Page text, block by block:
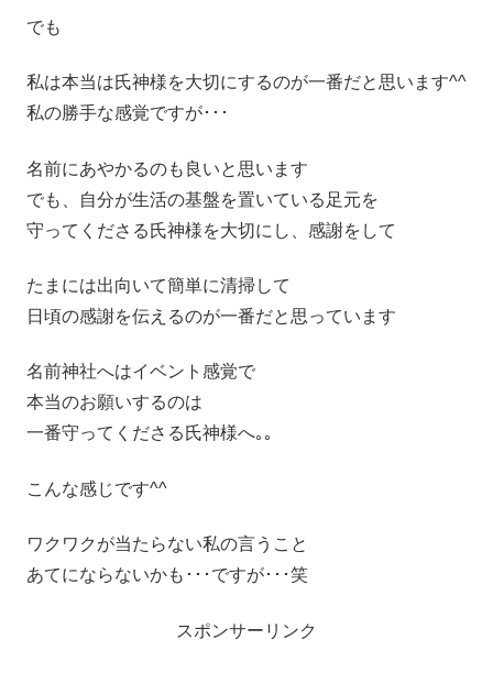
でも
私は本当は氏神様を大切にするのが一番だと思います^^
私の勝手な感覚ですが･･･
名前にあやかるのも良いと思います
でも、自分が生活の基盤を置いている足元を
守ってくださる氏神様を大切にし、感謝をして
たまには出向いて簡単に清掃して
日頃の感謝を伝えるのが一番だと思っています
名前神社へはイベント感覚で
本当のお願いするのは
一番守ってくださる氏神様へ｡｡
こんな感じです^^
ワクワクが当たらない私の言うこと
あてにならないかも･･･ですが･･･笑
スポンサーリンク